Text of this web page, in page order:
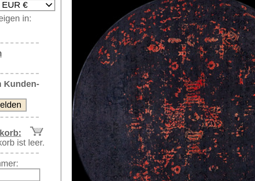
Weitere größere Bilder (öffnen sich in neuem Fenster)
Bitte klicken Sie auf die kleinen Bilder weiter unten für Bilder in höherer Auflösung
Hauptbild